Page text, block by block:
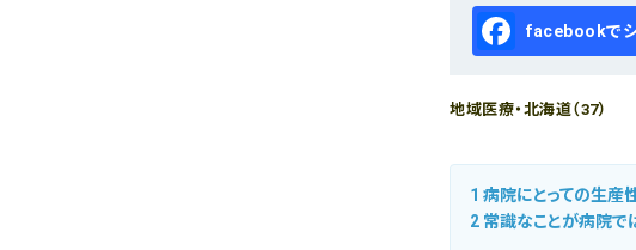
Facebook
地域医療・北海道（37）
1 病院にとっての生産
2 常識なことが病院で